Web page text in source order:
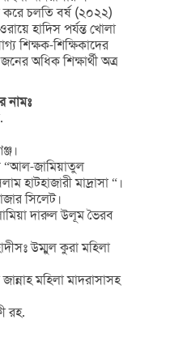
করে চলতি বর্ষ (২০২২)
হাদিস পর্যন্ত খোলা
শিক্ষক-শিক্ষিকাদের
অধিক শিক্ষার্থী অত্র
নামঃ
“আল-জামিয়াতুল
মাদ্রাসা “।
সিলেট।
দারুল উলূম ভৈরব
উম্মুল কুরা মহিলা
মহিলা মাদরাসাসহ
রহ.